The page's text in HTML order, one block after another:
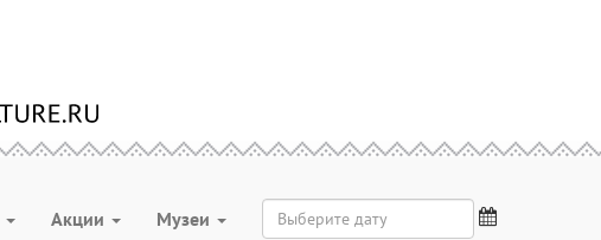
Акции Музеи